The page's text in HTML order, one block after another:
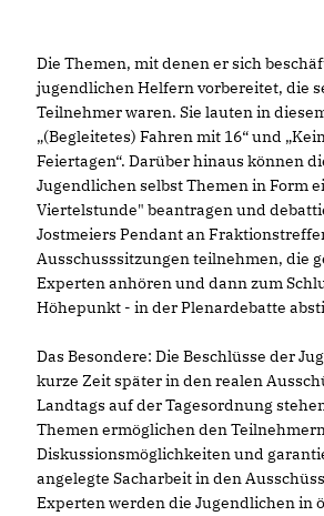
Die Themen, mit denen er sich
jugendlichen Helfern vorbereitet, die
Teilnehmer waren. Sie lauten in
(Begleitetes) Fahren mit 16“ und
Feiertagen“. Darüber hinaus können
Jugendlichen selbst Themen in Form
Viertelstunde" beantragen und
Jostmeiers Pendant an
Ausschusssitzungen teilnehmen, die
Experten anhören und dann zum
Höhepunkt - in der Plenardebatte
Das Besondere: Die Beschlüsse der
kurze Zeit später in den realen
Landtags auf der Tagesordnung
Themen ermöglichen den
Diskussionsmöglichkeiten und
angelegte Sacharbeit in den
Experten werden die Jugendlichen in